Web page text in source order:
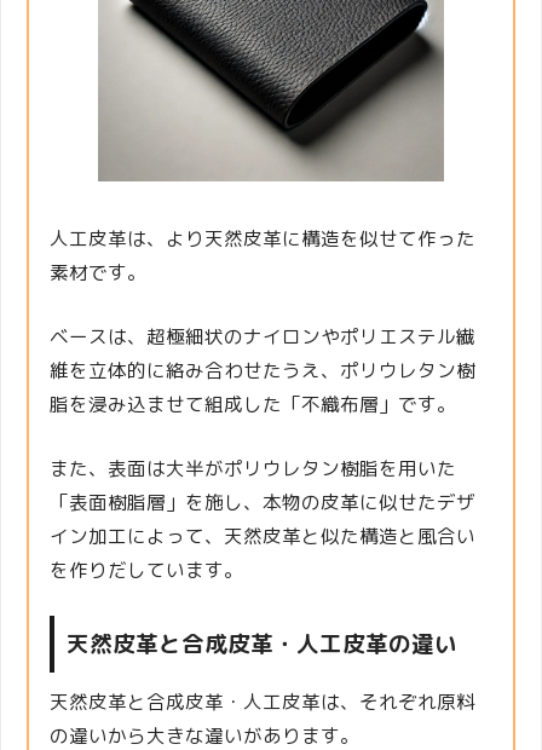
人工皮革は、より天然皮革に構造を似せて作った
素材です。
ベースは、超極細状のナイロンやポリエステル繊
維を立体的に絡み合わせたうえ、ポリウレタン樹
脂を浸み込ませて組成した「不織布層」です。
また、表面は大半がポリウレタン樹脂を用いた
「表面樹脂層」を施し、本物の皮革に似せたデザ
イン加工によって、天然皮革と似た構造と風合い
を作りだしています。
天然皮革と合成皮革・人工皮革の違い
天然皮革と合成皮革・人工皮革は、それぞれ原料
の違いから大きな違いがあります。